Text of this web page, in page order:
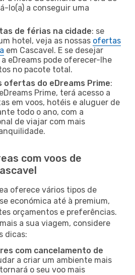
lo(a) a conseguir uma
de férias na cidade: se
hotel, veja as nossas ofertas
em Cascavel. E se desejar
eDreams pode oferecer-lhe
no pacote total.
ofertas do eDreams Prime:
Prime, terá acesso a
em voos, hotéis e aluguer de
todo o ano, com a
de viajar com mais
com voos de
oferece vários tipos de
económica até à premium,
orçamentos e preferências.
a sua viagem, considere
dicas:
com cancelamento de
a criar um ambiente mais
o seu voo mais